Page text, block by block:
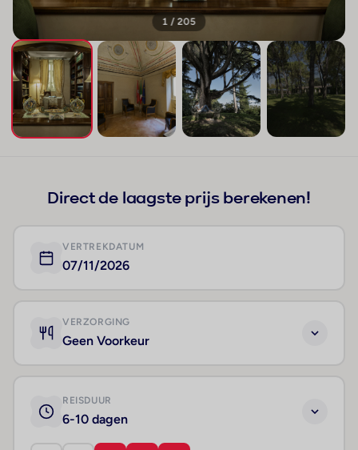
1 / 205
Direct de laagste prijs berekenen!
VERTREKDATUM
07/11/2026
VERZORGING
Geen Voorkeur
REISDUUR
6-10 dagen